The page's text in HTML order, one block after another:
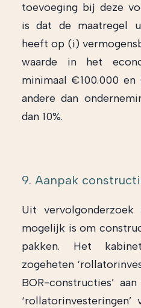
toevoeging bij deze
is dat de maatregel
heeft op (i)
waarde in het
minimaal €100.000
andere dan
dan 10%.
9. Aanpak
Uit
mogelijk is om
pakken. Het
zogeheten
BOR-constructies’
‘rollatorinvesteringen’